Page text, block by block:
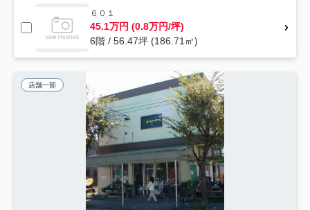
６０１
45.1万円 (0.8万円/坪)
6階 / 56.47坪 (186.71㎡)
店舗一部